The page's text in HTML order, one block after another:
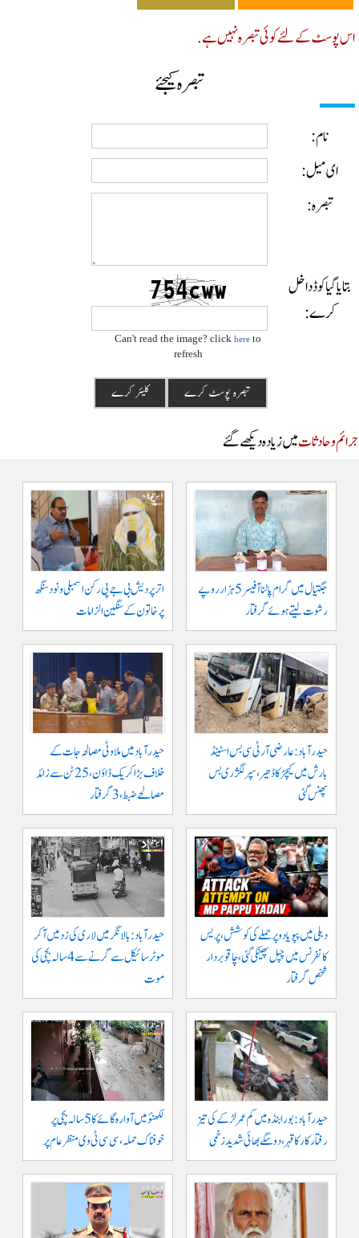
کے لئے کوئی تبصرہ نہیں ہے.
تبصرہ کیجئے
نام:
ای میل:
تبصرہ:
گیا کوڈ داخل
کرے:
Can't read the image? clickhere
refresh
و حادثاتمیں زیادہ دیکھے گئے
جگتیال میں گرام پالنا آفیسر 5 ہزار روپے
رشوت لیتے ہوئے گرفتار
اتر پردیش بی جے پی رکن اسمبلی ونود سنگھ
پر خاتون کے سنگین الزامات
حیدرآباد: عارضی آر ٹی سی بس اسٹینڈ
بارش میں کیچڑ کا ڈھیر، سپر لگژری بس
پھنس گئی
حیدرآباد میں ملاوٹی مصالحہ جات کے
خلاف بڑا کریک ڈاؤن، 25 ٹن سے زائد
مصالحے ضبط، 3 گرفتار
دہلی میں پپو یادو پر حملے کی کوشش، پریس
کانفرنس میں چپل پھینکی گئی، چاقو بردار
شخص گرفتار
حیدرآباد: بالا نگر میں لاری کی زد میں آکر
موٹرسائیکل سے گرنے سے 4 سالہ بچی کی
موت
حیدرآباد: بورابنڈہ میں کم عمر لڑکے کی تیز
رفتار کار کا قہر، دو سگے بھائی شدید زخمی
لکھنؤ میں آوارہ گائے کا 5 سالہ بچی پر
خوفناک حملہ، سی سی ٹی وی منظر عام پر